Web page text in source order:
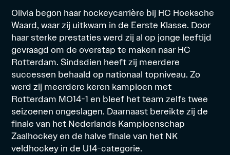
Olivia begon haar hockeycarrière bij HC Hoeksche
Waard, waar zij uitkwam in de Eerste Klasse. Door
haar sterke prestaties werd zij al op jonge leeftijd
gevraagd om de overstap te maken naar HC
Rotterdam. Sindsdien heeft zij meerdere
successen behaald op nationaal topniveau. Zo
werd zij meerdere keren kampioen met
Rotterdam MO14-1 en bleef het team zelfs twee
seizoenen ongeslagen. Daarnaast bereikte zij de
finale van het Nederlands Kampioenschap
Zaalhockey en de halve finale van het NK
veldhockey in de U14-categorie.